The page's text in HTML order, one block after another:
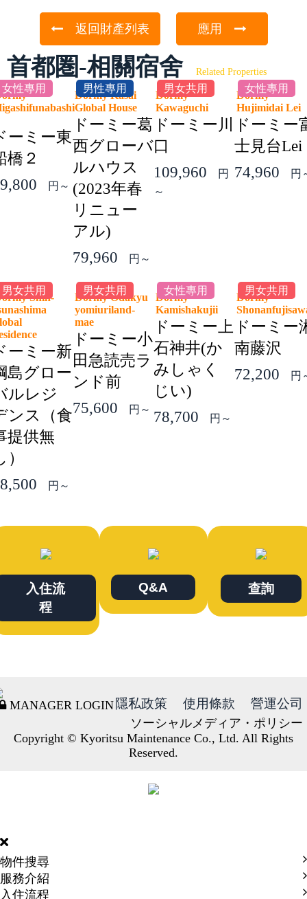
返回財產列表 應用
首都圏-相關宿舍 Related Properties
女性專用
ーミー東
橋２
円～
男性專用
Dormy Kasai
Global House
ドーミー葛
西グローバ
ルハウス
(2023年春
リニュー
アル)
79,960
円～
男女共用
Dormy
Kawaguchi
ドーミー川
口
109,960
円
～
女性專用
Dormy
Hujimidai
ドーミー
士見台Lei
74,960
円
男女共用
Shin-
ーミー新
島グロー
ルレジ
ンス（食
提供無
）
円～
男女共用
Dormy Odakyu
yomiuriland-
mae
ドーミー小
田急読売ラ
ンド前
75,600
円～
女性專用
Dormy
Kamishakujii
ドーミー上
石神井(か
みしゃく
じい)
78,700
円～
男女共用
Dormy
ドーミー
南藤沢
72,200
円
入住流
程
Q&A 查詢
MANAGER LOGIN隱私政策 使用條款 營運公司
ソーシャルメディア・ポリシー
Copyright © Kyoritsu Maintenance Co., Ltd. All Rights
Reserved.
物件搜尋
服務介紹
入住流程